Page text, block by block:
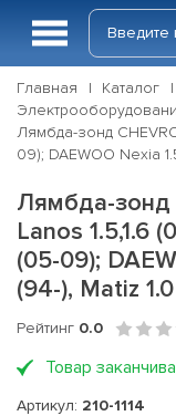
Главная Каталог
Лямбда-зонд
09); DAEWOO Nexia
Лямбда-зонд
Lanos 1.5,1.6
(05-09);
(94-), Matiz
Рейтинг 0.0
Товар
Артикул: 210-1114